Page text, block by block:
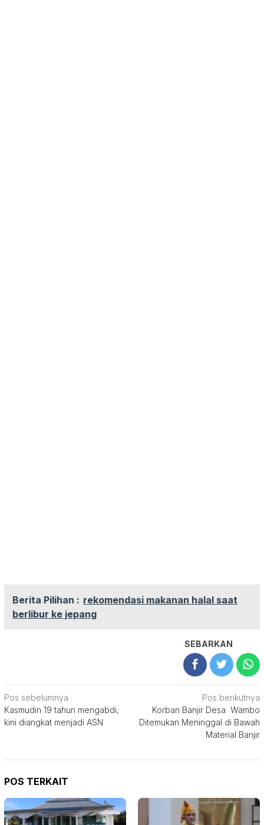
Berita Pilihan : rekomendasi makanan halal saat
berlibur ke jepang
SEBARKAN
Navigasi
pos
Pos sebelumnya
Kasmudin 19 tahun mengabdi,
kini diangkat menjadi ASN
Pos berikutnya
Korban Banjir Desa Wambo
Ditemukan Meninggal di Bawah
Material Banjir
POS TERKAIT